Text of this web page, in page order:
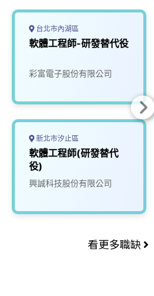
台北市內湖區
軟體工程師-研發替代役
彩富電子股份有限公司
新北市汐止區
軟體工程師(研發替代
役)
興誠科技股份有限公司
看更多職缺